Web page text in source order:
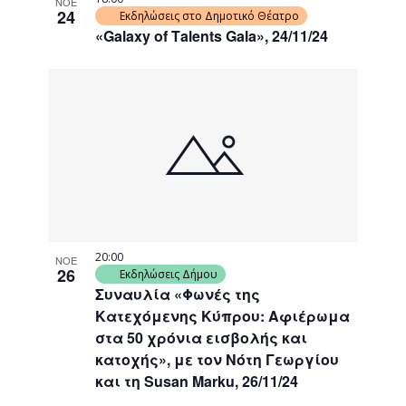
24
«Galaxy of Τalents Gala», 24/11/24
Εκδηλώσεις στο Δημοτικό Θέατρο
ΝΟΕ
26
Συναυλία «Φωνές της
Κατεχόμενης Κύπρου: Αφιέρωμα
στα 50 χρόνια εισβολής και
κατοχής», με τον Νότη Γεωργίου
και τη Susan Marku, 26/11/24
20:00
Εκδηλώσεις Δήμου